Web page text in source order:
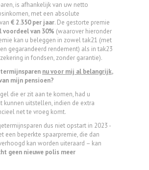
is afhankelijk van uw netto
met een absolute
€ 2.350 per jaar. De gestorte premie
voordeel van 30% (waarover hieronder
kan u beleggen in zowel tak21 (met
gegarandeerd rendement) als in tak23
in fondsen, zonder garantie).
nu voor mij al belangrijk,
mijn pensioen?
die er zit aan te komen, had u
kunnen uitstellen, indien de extra
net te vroeg komt.
dus niet opstart in 2023 -
een beperkte spaarpremie, die dan
kan worden uiteraard – kan
geen nieuwe polis meer